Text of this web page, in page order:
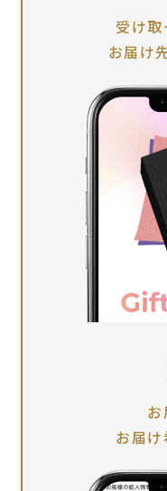
受け取
お届け
お届